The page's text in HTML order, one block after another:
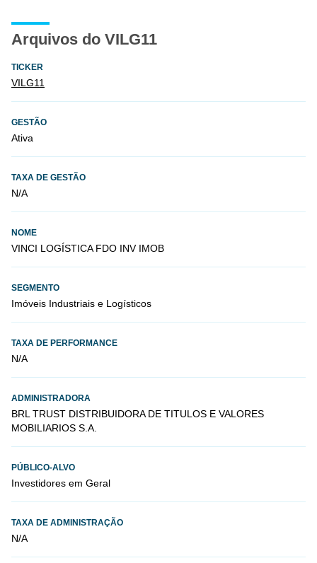
Arquivos do VILG11
TICKER
VILG11
GESTÃO
Ativa
TAXA DE GESTÃO
N/A
NOME
VINCI LOGÍSTICA FDO INV IMOB
SEGMENTO
Imóveis Industriais e Logísticos
TAXA DE PERFORMANCE
N/A
ADMINISTRADORA
BRL TRUST DISTRIBUIDORA DE TITULOS E VALORES
MOBILIARIOS S.A.
PÚBLICO-ALVO
Investidores em Geral
TAXA DE ADMINISTRAÇÃO
N/A